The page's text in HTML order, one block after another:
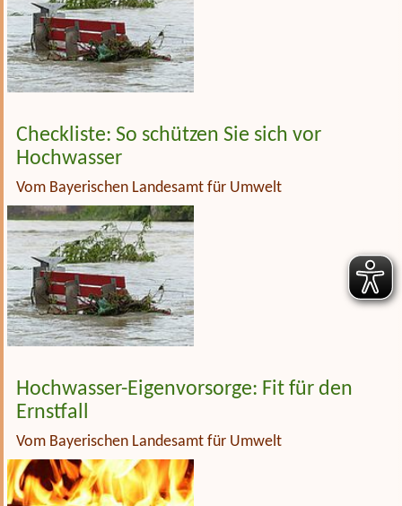
Checkliste: So schützen Sie sich vor
Hochwasser
Vom Bayerischen Landesamt für Umwelt
Hochwasser-Eigenvorsorge: Fit für den
Ernstfall
Vom Bayerischen Landesamt für Umwelt